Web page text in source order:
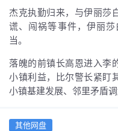
杰克执勤归来，与伊丽莎
谎、闯祸等事件，伊丽
当。
落魄的前镇长高恩进入李
小镇利益，比尔警长紧盯
小镇基建发展、邻里矛盾
其他网盘